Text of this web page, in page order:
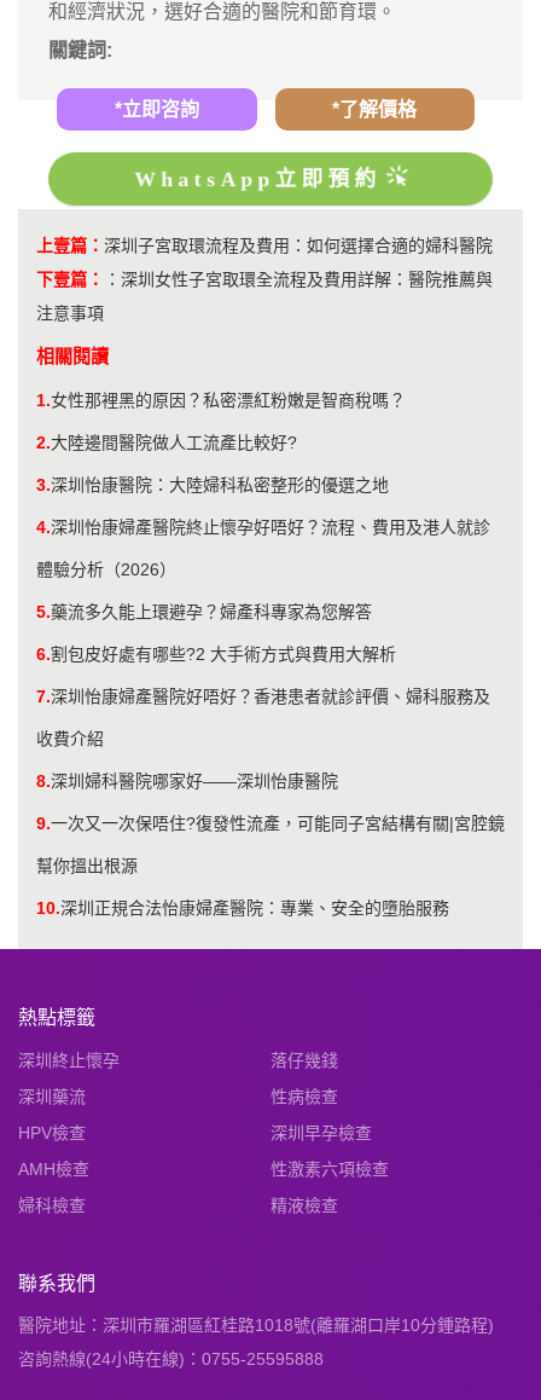
和經濟狀況，選好合適的醫院和節育環。
關鍵詞:
*立即咨詢 *了解價格
WhatsApp立即預約
上壹篇： 深圳子宮取環流程及費用：如何選擇合適的婦科醫院
下壹篇：
： 深圳女性子宮取環全流程及費用詳解：醫院推薦與
注意事項
相關閱讀
1.女性那裡黑的原因？私密漂紅粉嫩是智商稅嗎？
2.大陸邊間醫院做人工流產比較好?
3.深圳怡康醫院：大陸婦科私密整形的優選之地
4.深圳怡康婦產醫院終止懷孕好唔好？流程、費用及港人就診
體驗分析（2026）
5.藥流多久能上環避孕？婦產科專家為您解答
6.割包皮好處有哪些?2 大手術方式與費用大解析
7.深圳怡康婦產醫院好唔好？香港患者就診評價、婦科服務及
收費介紹
8.深圳婦科醫院哪家好——深圳怡康醫院
9.一次又一次保唔住?復發性流產，可能同子宮結構有關|宮腔鏡
幫你搵出根源
10.深圳正規合法怡康婦產醫院：專業、安全的墮胎服務
熱點標籤
深圳終止懷孕
落仔幾錢
深圳藥流
性病檢查
HPV檢查
深圳早孕檢查
AMH檢查
性激素六項檢查
婦科檢查
精液檢查
聯系我們
醫院地址：深圳市羅湖區紅桂路1018號(離羅湖口岸10分鍾路程)
咨詢熱線(24小時在線)：0755-25595888